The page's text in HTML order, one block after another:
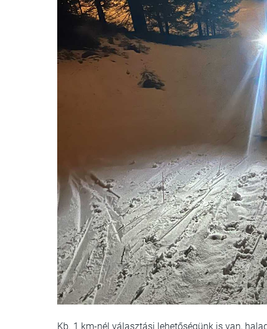
Kb. 1 km-nél választási lehetőségünk is van,